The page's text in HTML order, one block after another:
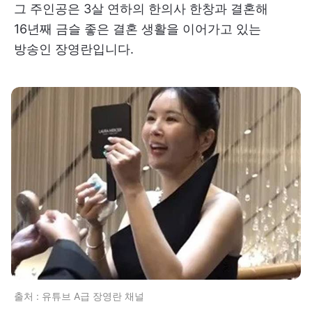
그 주인공은 3살 연하의 한의사 한창과 결혼해
16년째 금슬 좋은 결혼 생활을 이어가고 있는
방송인 장영란입니다.
출처 : 유튜브 A급 장영란 채널